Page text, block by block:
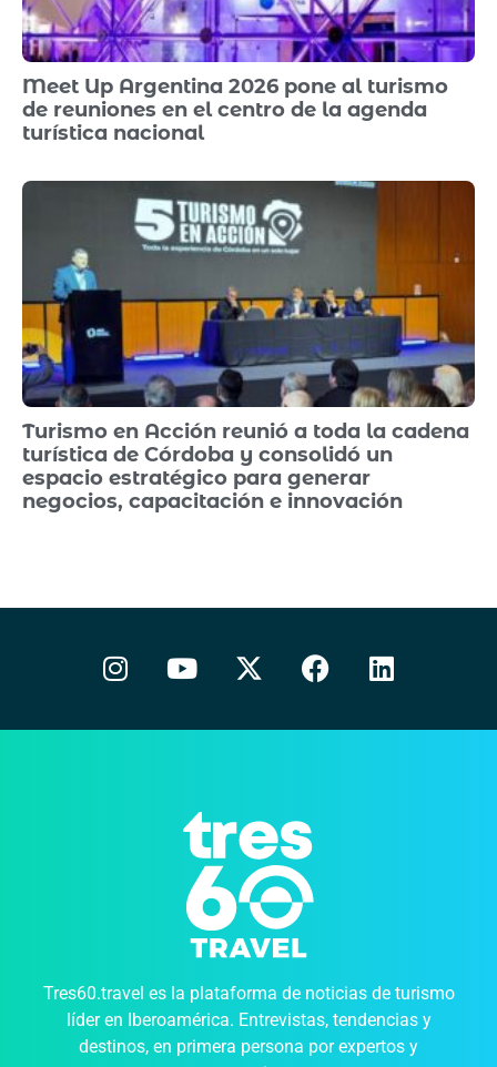
Meet Up Argentina 2026 pone al turismo
de reuniones en el centro de la agenda
turística nacional
Turismo en Acción reunió a toda la cadena
turística de Córdoba y consolidó un
espacio estratégico para generar
negocios, capacitación e innovación
Tres60.travel es la plataforma de noticias de turismo
líder en Iberoamérica. Entrevistas, tendencias y
destinos, en primera persona por expertos y